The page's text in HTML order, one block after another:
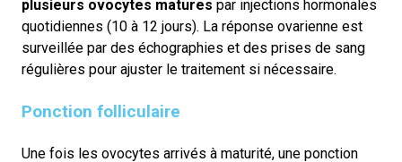
plusieurs ovocytes matures par injections hormonales
quotidiennes (10 à 12 jours). La réponse ovarienne est
surveillée par des échographies et des prises de sang
régulières pour ajuster le traitement si nécessaire.
Ponction folliculaire
Une fois les ovocytes arrivés à maturité, une ponction